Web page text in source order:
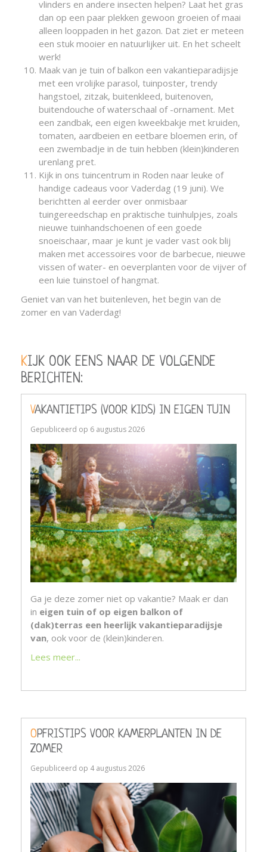
vlinders en andere insecten helpen? Laat het gras
dan op een paar plekken gewoon groeien of maai
alleen looppaden in het gazon. Dat ziet er meteen
een stuk mooier en natuurlijker uit. En het scheelt
werk!
Maak van je tuin of balkon een vakantieparadijsje
met een vrolijke parasol, tuinposter, trendy
hangstoel, zitzak, buitenkleed, buitenoven,
buitendouche of waterschaal of -ornament. Met
een zandbak, een eigen kweekbakje met kruiden,
tomaten, aardbeien en eetbare bloemen erin, of
een zwembadje in de tuin hebben (klein)kinderen
urenlang pret.
Kijk in ons tuincentrum in Roden naar leuke of
handige cadeaus voor Vaderdag (19 juni). We
berichtten al eerder over onmisbaar
tuingereedschap en praktische tuinhulpjes, zoals
nieuwe tuinhandschoenen of een goede
snoeischaar, maar je kunt je vader vast ook blij
maken met accessoires voor de barbecue, nieuwe
vissen of water- en oeverplanten voor de vijver of
een luie tuinstoel of hangmat.
Geniet van van het buitenleven, het begin van de
zomer en van Vaderdag!
KIJK OOK EENS NAAR DE VOLGENDE
BERICHTEN:
VAKANTIETIPS (VOOR KIDS) IN EIGEN TUIN
Gepubliceerd op 6 augustus 2026
Ga je deze zomer niet op vakantie? Maak er dan
in eigen tuin of op eigen balkon of
(dak)terras een heerlijk vakantieparadijsje
van, ook voor de (klein)kinderen.
Lees meer...
OPFRISTIPS VOOR KAMERPLANTEN IN DE
ZOMER
Gepubliceerd op 4 augustus 2026